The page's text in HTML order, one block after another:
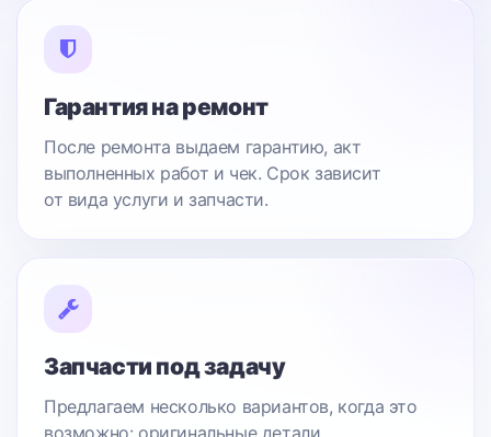
Гарантия на ремонт
После ремонта выдаем гарантию, акт
выполненных работ и чек. Срок зависит
от вида услуги и запчасти.
Запчасти под задачу
Предлагаем несколько вариантов, когда это
возможно: оригинальные детали,